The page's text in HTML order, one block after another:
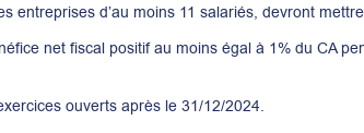
entreprises d’au moins 11 salariés, devront
net fiscal positif au moins égal à 1% du CA
ouverts après le 31/12/2024.